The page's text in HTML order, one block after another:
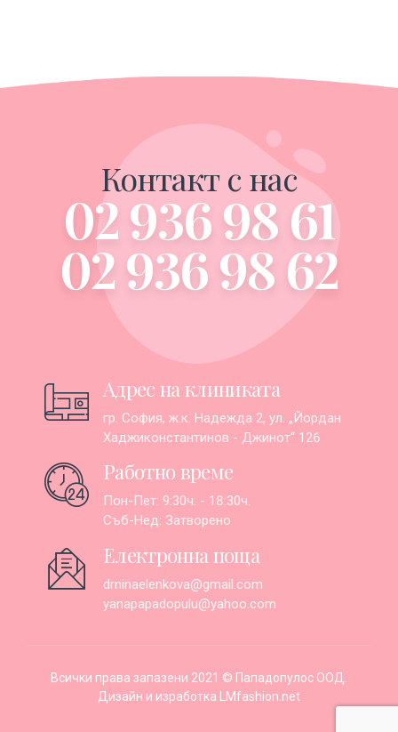
Контакт с нас
02 936 98 61
02 936 98 62
Адрес на клиниката
гр. София, ж.к. Надежда 2, ул. „Йордан
Хаджиконстантинов - Джинот“ 126
Работно време
Пон-Пет: 9:30ч. - 18:30ч.
Съб-Нед: Затворено
Електронна поща
drninaelenkova@gmail.com
yanapapadopulu@yahoo.com
Всички права запазени 2021 © Пападопулос ООД.
Дизайн и изработка LMfashion.net